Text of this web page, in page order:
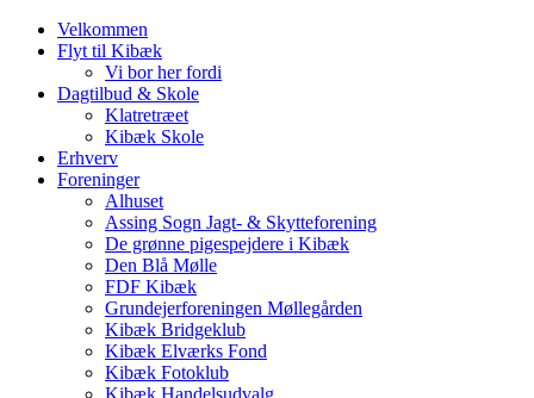
Velkommen
Flyt til Kibæk
Vi bor her fordi
Dagtilbud & Skole
Klatretræet
Kibæk Skole
Erhverv
Foreninger
Alhuset
Assing Sogn Jagt- & Skytteforening
De grønne pigespejdere i Kibæk
Den Blå Mølle
FDF Kibæk
Grundejerforeningen Møllegården
Kibæk Bridgeklub
Kibæk Elværks Fond
Kibæk Fotoklub
Kibæk Handelsudvalg